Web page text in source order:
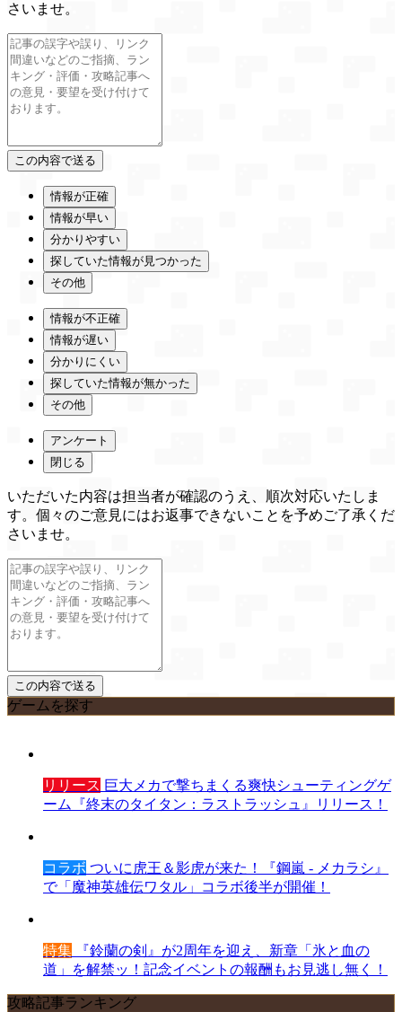
さいませ。
情報が正確
情報が早い
分かりやすい
探していた情報が見つかった
その他
情報が不正確
情報が遅い
分かりにくい
探していた情報が無かった
その他
アンケート
閉じる
いただいた内容は担当者が確認のうえ、順次対応いたしま
す。個々のご意見にはお返事できないことを予めご了承くだ
さいませ。
ゲームを探す
リリース 巨大メカで撃ちまくる爽快シューティングゲ
ーム『終末のタイタン：ラストラッシュ』リリース！
コラボ ついに虎王＆影虎が来た！『鋼嵐 - メカラシ』
で「魔神英雄伝ワタル」コラボ後半が開催！
特集 『鈴蘭の剣』が2周年を迎え、新章「氷と血の
道」を解禁ッ！記念イベントの報酬もお見逃し無く！
攻略記事ランキング